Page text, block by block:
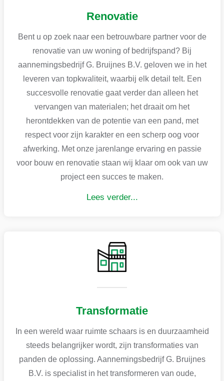
Renovatie
Bent u op zoek naar een betrouwbare partner voor de
renovatie van uw woning of bedrijfspand? Bij
aannemingsbedrijf G. Bruijnes B.V. geloven we in het
leveren van topkwaliteit, waarbij elk detail telt. Een
succesvolle renovatie gaat verder dan alleen het
vervangen van materialen; het draait om het
herontdekken van de potentie van een pand, met
respect voor zijn karakter en een scherp oog voor
afwerking. Met onze jarenlange ervaring en passie
voor bouw en renovatie staan wij klaar om ook van uw
project een succes te maken.
Lees verder...
Transformatie
In een wereld waar ruimte schaars is en duurzaamheid
steeds belangrijker wordt, zijn transformaties van
panden de oplossing. Aannemingsbedrijf G. Bruijnes
B.V. is specialist in het transformeren van oude,